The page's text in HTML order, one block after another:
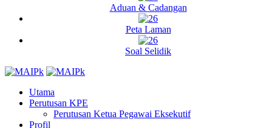
Aduan & Cadangan
Peta Laman
Soal Selidik
Utama
Perutusan KPE
Perutusan Ketua Pegawai Eksekutif
Profil